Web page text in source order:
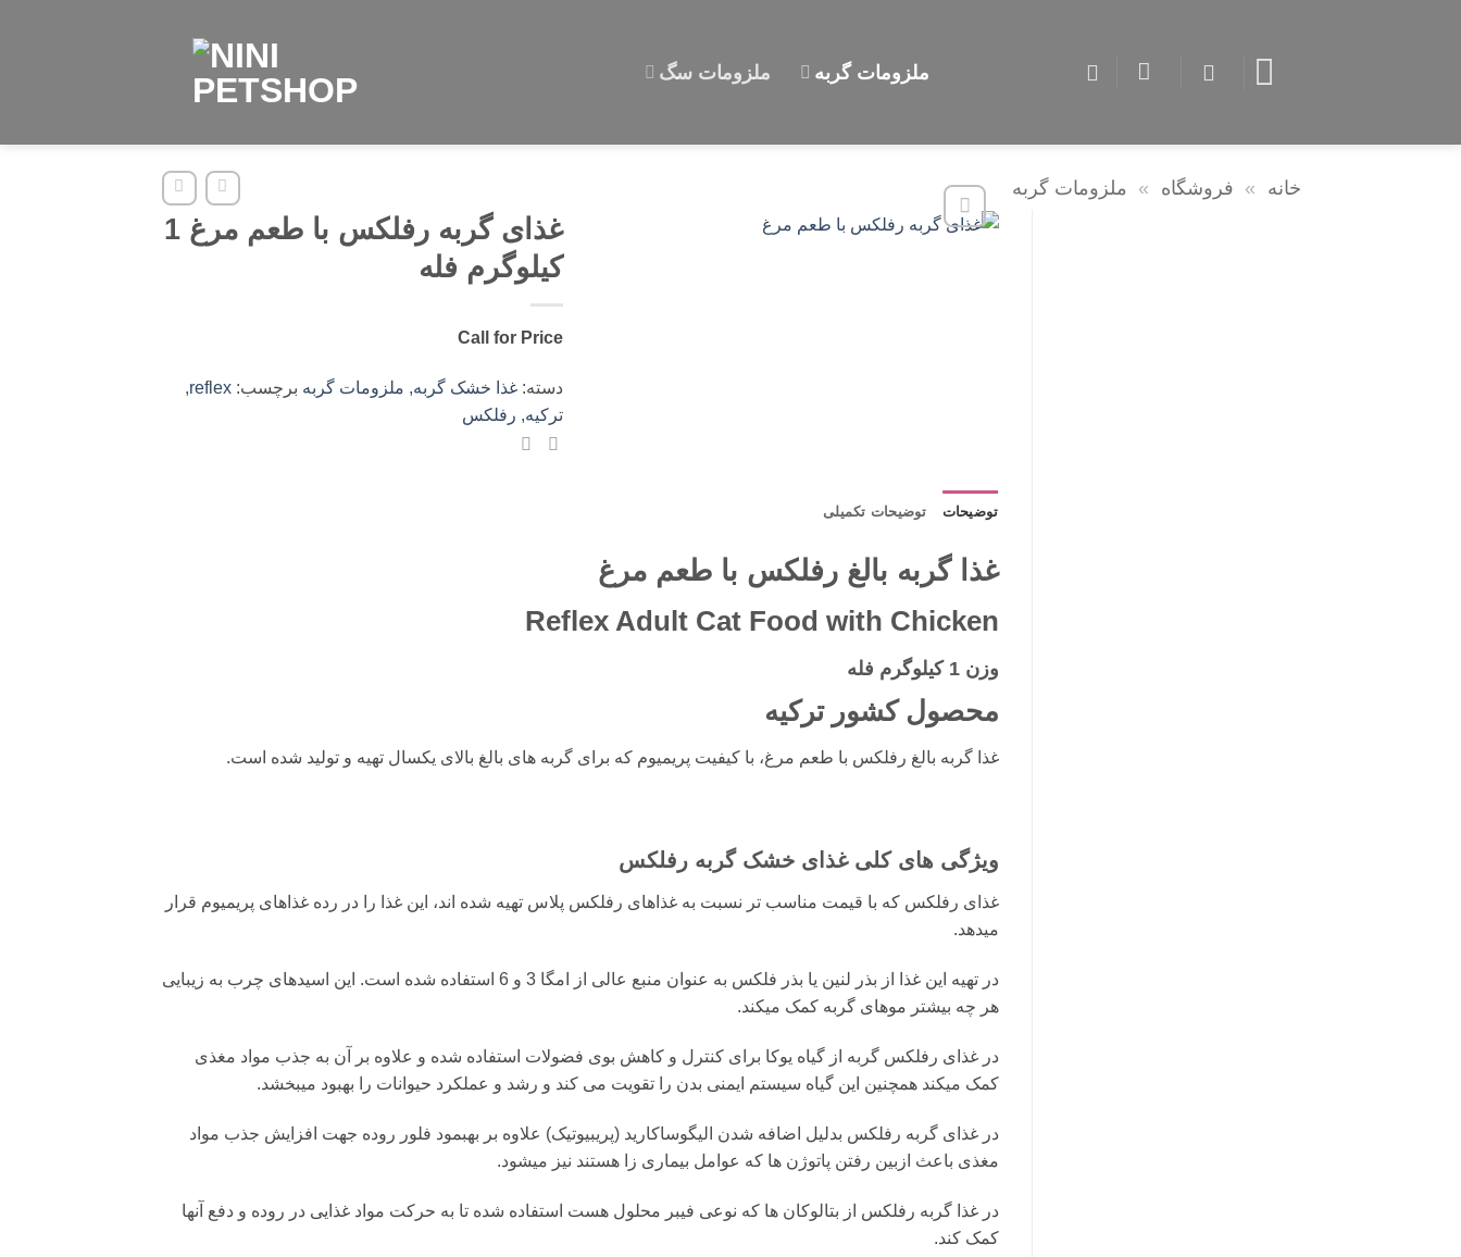
ملزومات گربه ملزومات سگ
خانه » فروشگاه » ملزومات گربه
غذای گربه رفلکس با طعم مرغ 1
کیلوگرم فله
Call for Price
دسته:غذا خشک گربه, ملزومات گربه برچسب:reflex
,
ترکیه, رفلکس
توضیحات توضیحات تکمیلی
غذا گربه بالغ رفلکس با طعم مرغ
Reflex Adult Cat Food with Chicken
وزن 1 کیلوگرم فله
محصول کشور ترکیه
غذا گربه بالغ رفلکس با طعم مرغ، با کیفیت پریمیوم که برای گربه های بالغ بالای یکسال تهیه و تولید شده است.
ویژگی های کلی غذای خشک گربه رفلکس
غذای رفلکس که با قیمت مناسب تر نسبت به غذاهای رفلکس پلاس تهیه شده اند، این غذا را در رده غذاهای پریمیوم قرار
میدهد.
در تهیه این غذا از بذر لنین یا بذر فلکس به عنوان منبع عالی از امگا 3 و 6 استفاده شده است. این اسیدهای چرب به زیبایی
هر چه بیشتر موهای گربه کمک میکند.
در غذای رفلکس گربه از گیاه یوکا برای کنترل و کاهش بوی فضولات استفاده شده و علاوه بر آن به جذب مواد مغذی
کمک میکند همچنین این گیاه سیستم ایمنی بدن را تقویت می کند و رشد و عملکرد حیوانات را بهبود میبخشد.
در غذای گربه رفلکس بدلیل اضافه شدن الیگوساکارید (پریبیوتیک) علاوه بر بهبمود فلور روده جهت افزایش جذب مواد
مغذی باعث ازبین رفتن پاتوژن ها که عوامل بیماری زا هستند نیز میشود.
در غذا گربه رفلکس از بتالوکان ها که نوعی فیبر محلول هست استفاده شده تا به حرکت مواد غذایی در روده و دفع آنها
کمک کند.